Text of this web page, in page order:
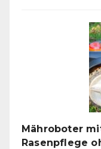
Mähroboter
Rasenpflege